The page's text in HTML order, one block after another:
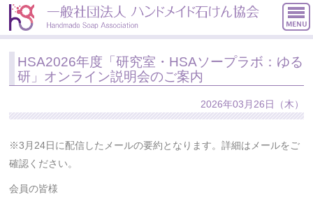
Menu
お知らせ
協会概要
入会案内
資格を取る
HSA2026年度「研究室・HSAソープラボ：ゆる
研」オンライン説明会のご案内
2026年03月26日（木）
※3月24日に配信したメールの要約となります。詳細はメールをご
確認ください。
会員の皆様